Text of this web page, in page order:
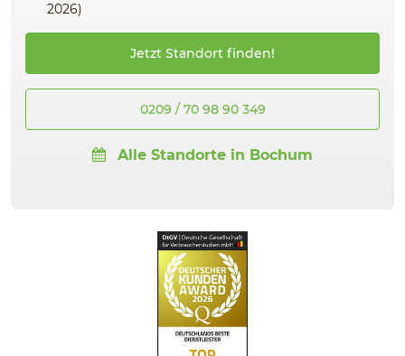
2026)
Jetzt Standort finden!
0209 / 70 98 90 349
Alle Standorte in Bochum